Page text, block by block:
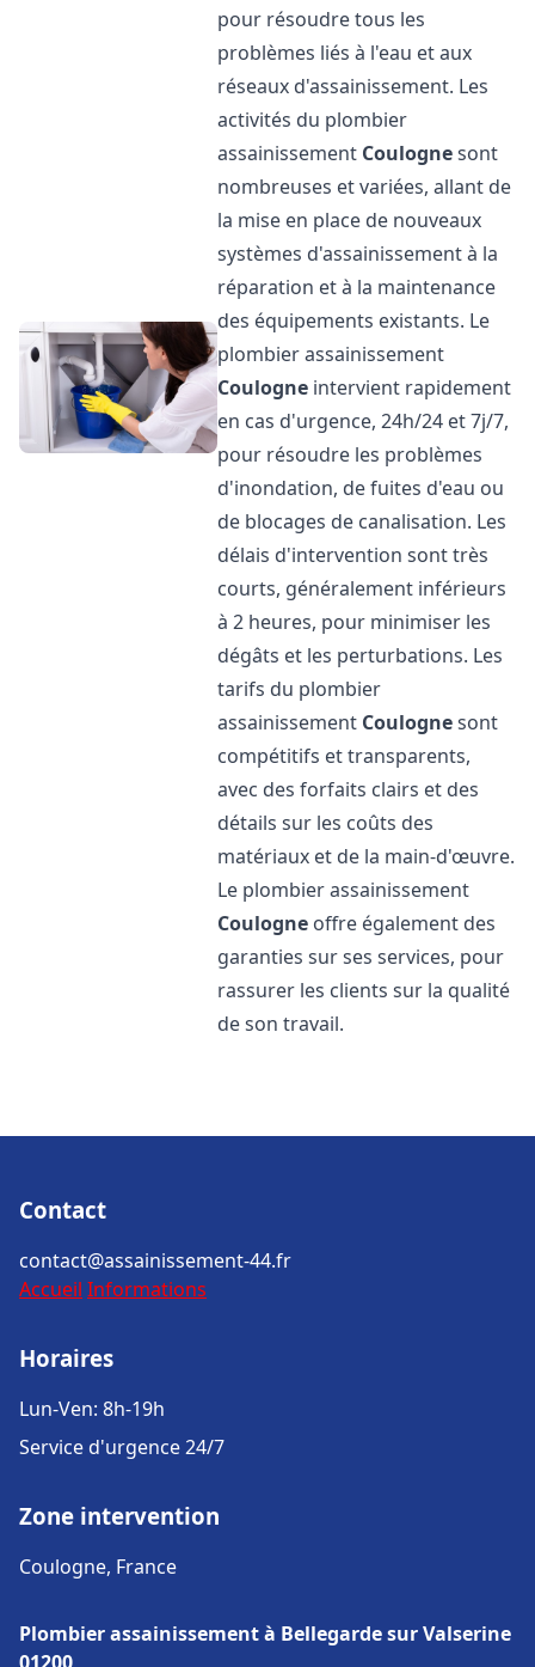
pour résoudre tous les
problèmes liés à l'eau et aux
réseaux d'assainissement. Les
activités du plombier
assainissement Coulognesont
nombreuses et variées, allant de
la mise en place de nouveaux
systèmes d'assainissement à la
réparation et à la maintenance
des équipements existants. Le
plombier assainissement
Coulogne intervient rapidement
en cas d'urgence, 24h/24 et 7j/7,
pour résoudre les problèmes
d'inondation, de fuites d'eau ou
de blocages de canalisation. Les
délais d'intervention sont très
courts, généralement inférieurs
à 2 heures, pour minimiser les
dégâts et les perturbations. Les
tarifs du plombier
assainissement Coulognesont
compétitifs et transparents,
avec des forfaits clairs et des
détails sur les coûts des
matériaux et de la main-d'œuvre.
Le plombier assainissement
Coulogne offre également des
garanties sur ses services, pour
rassurer les clients sur la qualité
de son travail.
Contact
contact@assainissement-44.fr
Accueil Informations
Horaires
Lun-Ven: 8h-19h
Service d'urgence 24/7
Zone intervention
Coulogne, France
Plombier assainissement à Bellegarde sur Valserine